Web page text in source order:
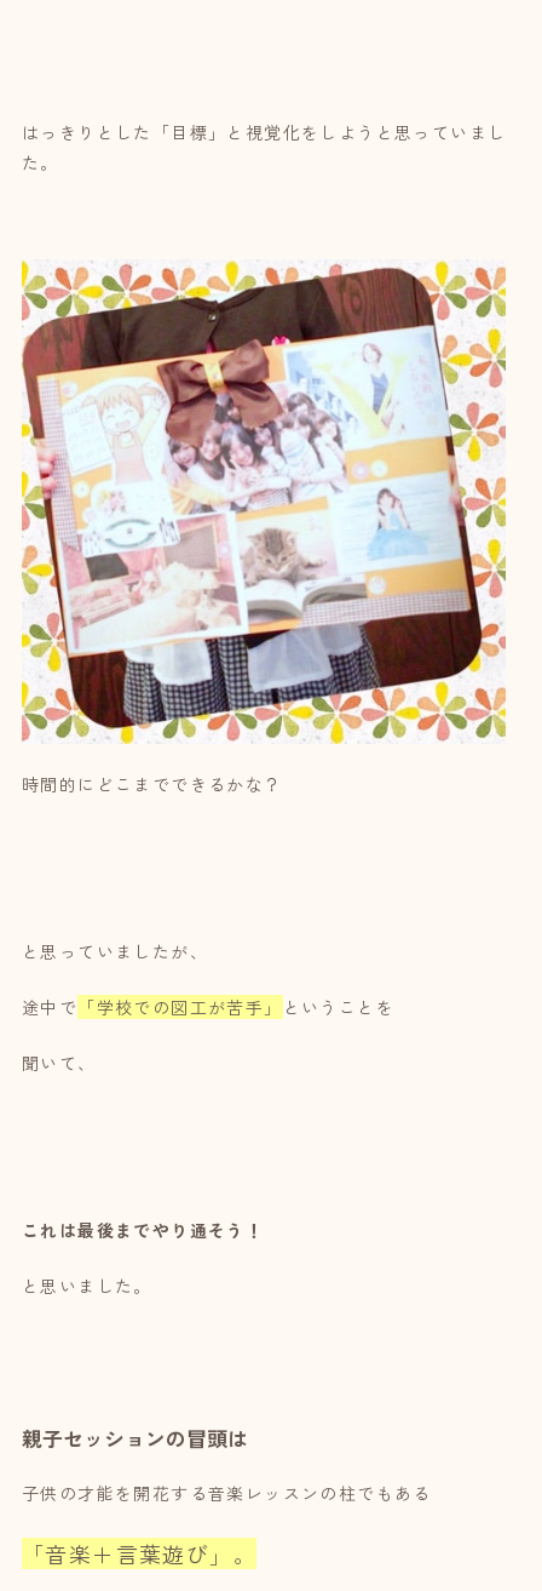
はっきりとした「目標」と視覚化をしようと思っていまし
た。
時間的にどこまでできるかな？
と思っていましたが、
途中で 「学校での図工が苦手」 ということを
聞いて、
これは最後までやり通そう！
と思いました。
親子セッションの冒頭は
子供の才能を開花する音楽レッスンの柱でもある
「音楽＋言葉遊び」。